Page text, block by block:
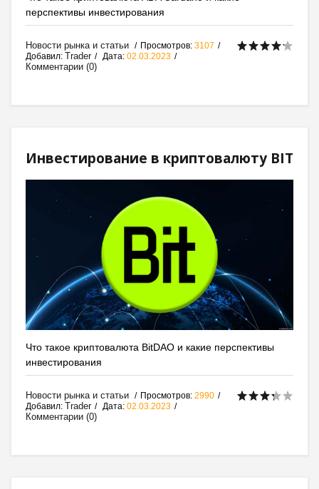
перспективы инвестирования
Новости рынка и статьи Просмотров: 3107
Добавил: Trader Дата: 02.03.2023
Комментарии (0)
Инвестирование в криптовалюту BIT
Что такое криптовалюта BitDAO и какие перспективы
инвестирования
Новости рынка и статьи Просмотров: 2990
Добавил: Trader Дата: 02.03.2023
Комментарии (0)